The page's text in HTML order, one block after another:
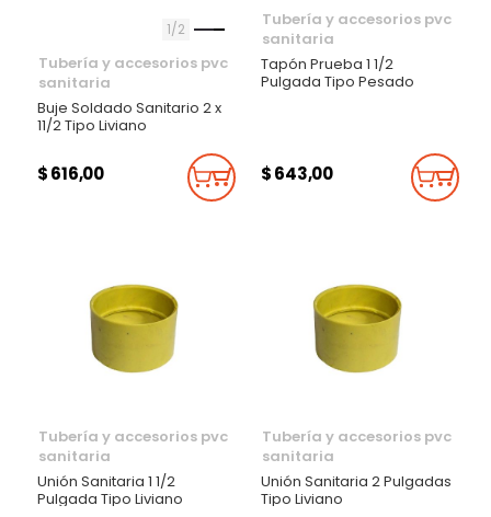
1 2
Tubería y accesorios pvc
sanitaria
Buje Soldado Sanitario 2 x
11/2 Tipo Liviano
$ 616,00 Añadir Al Carrito
Tubería y accesorios pvc
sanitaria
Tapón Prueba 1 1/2
Pulgada Tipo Pesado
$ 643,00
Tubería y accesorios pvc
sanitaria
Unión Sanitaria 1 1/2
Pulgada Tipo Liviano
Tubería y accesorios pvc
sanitaria
Unión Sanitaria 2 Pulgadas
Tipo Liviano